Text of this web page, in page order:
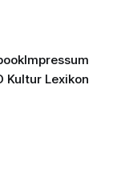
Impressum
Kultur Lexikon